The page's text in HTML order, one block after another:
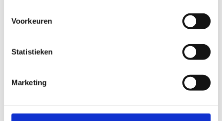
Voorkeuren
Statistieken
Marketing
partij. Bram en Robin
Kortom een aanrader
Ben de Wit
Een fijn bedrijf waar wij al
Voor mij is Robin het
gezicht en drijvende
vragen. Mocht er een
goed zijn gegaan, dan
wordt dat snel en